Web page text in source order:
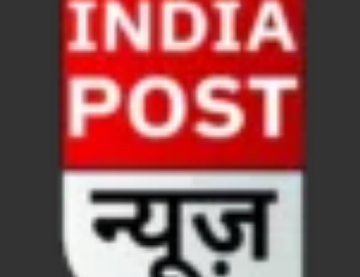
CM Yogi Jhajjar Visit: मुख्यमंत्री योगी आदित्यनाथ का
VHP News: आतंक के सरगना बनने की होड लगी है
Parliment Winter Session 2025: सर्वदलीय बैठक में
Uttarakhand Kumbh: कुंभ के आयोजन के लिए गंगा
UP Pavilion Trade Fair: 44वें अंतरराष्ट्रीय व्यापार
Sambit Patra Press Conference: बीजेपी सांसद संबित
All India Director General Conference: प्रधानमंत्री
Naina Devi Temple: नैना देवी मंदिर सौंदर्यीकरण कार्यों